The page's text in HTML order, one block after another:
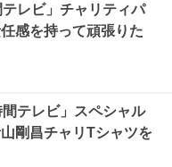
レビ」チャリティパ
感を持って頑張りた
テレビ」スペシャル
剛昌チャリTシャツを